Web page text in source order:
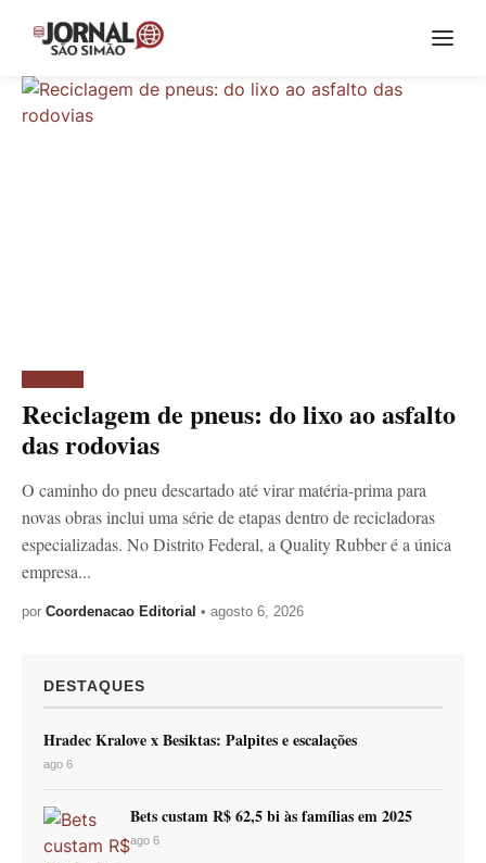
Manchetes
Reciclagem de pneus: do lixo ao asfalto
das rodovias
O caminho do pneu descartado até virar matéria-prima para
novas obras inclui uma série de etapas dentro de recicladoras
especializadas. No Distrito Federal, a Quality Rubber é a única
empresa...
por Coordenacao Editorial • agosto 6, 2026
DESTAQUES
Hradec Kralove x Besiktas: Palpites e escalações
ago 6
Bets custam R$ 62,5 bi às famílias em 2025
ago 6